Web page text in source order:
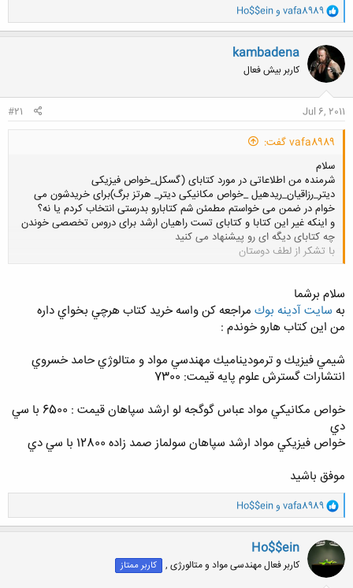
و
ا
ک
ن
ش
ه
ا
vafa8989 وHo$$ein
kambadena
کاربر بیش فعال
Jul 6, 2011
#21
vafa8989 گفت:
سلام
شرمنده من اطلاعاتی در مورد کتابای (گسکل_خواص فیزیکی
دیتر_رزاقیان_ریدهیل _خواص مکانیکی دیتر_ هرتز برگ)برای خریدشون می
خوام در ضمن می خواستم مطمئن شم کتابارو بدرستی انتخاب کردم یا نه؟
و اینکه غیر این کتابا و کتابای تست راهیان ارشد برای دروس تخصصی خوندن
چه کتابای دیگه ای رو پیشنهاد می کنید
با تشکر از لطف دوستان
سلام برشما
به سايت آدينه بوك مراجعه كن واسه خريد كتاب هرچي بخواي داره
من اين كتاب هارو خوندم :
شيمي فيزيك و ترموديناميك مهندسي مواد و متالوژي حامد خسروي
انتشارات گسترش علوم پايه قيمت: 7300
خواص مكانيكي مواد عباس گوگجه لو ارشد سپاهان قيمت : 6500 با سي
دي
خواص فيزيكي مواد ارشد سپاهان سولماز صمد زاده 12800 با سي دي
موفق باشيد
و
ا
ک
ن
ش
ه
ا
vafa8989 وHo$$ein
Ho$$ein
کاربر فعال مهندسی مواد و متالورژی , کاربر ممتاز